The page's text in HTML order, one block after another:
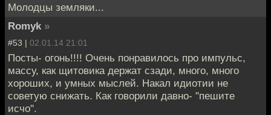
Молодцы земляки...
Romyk »
#53 | 02.01.14 21:01
Посты- огонь!!!! Очень понравилось про импульс,
массу, как щитовика держат сзади, много, много
хороших, и умных мыслей. Накал идиотии не
советую снижать. Как говорили давно- "пешите
исчо".